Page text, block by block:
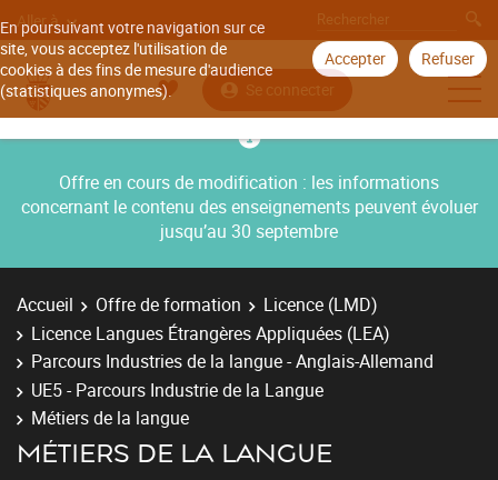
En poursuivant votre navigation sur ce
site, vous acceptez l'utilisation de
cookies à des fins de mesure d'audience
(statistiques anonymes).
Accepter Refuser
Aller à
Se connecter
Offre en cours de modification : les informations
concernant le contenu des enseignements peuvent évoluer
jusqu’au 30 septembre
Accueil Offre de formation
Licence (LMD)
Licence Langues Étrangères Appliquées (LEA)
Parcours Industries de la langue - Anglais-Allemand
UE5 - Parcours Industrie de la Langue
Métiers de la langue
MÉTIERS DE LA LANGUE